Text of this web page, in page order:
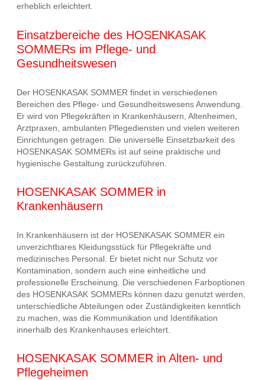
erheblich erleichtert.
Einsatzbereiche des HOSENKASAK
SOMMERs im Pflege- und
Gesundheitswesen
Der HOSENKASAK SOMMER findet in verschiedenen
Bereichen des Pflege- und Gesundheitswesens Anwendung.
Er wird von Pflegekräften in Krankenhäusern, Altenheimen,
Arztpraxen, ambulanten Pflegediensten und vielen weiteren
Einrichtungen getragen. Die universelle Einsetzbarkeit des
HOSENKASAK SOMMERs ist auf seine praktische und
hygienische Gestaltung zurückzuführen.
HOSENKASAK SOMMER in
Krankenhäusern
In Krankenhäusern ist der HOSENKASAK SOMMER ein
unverzichtbares Kleidungsstück für Pflegekräfte und
medizinisches Personal. Er bietet nicht nur Schutz vor
Kontamination, sondern auch eine einheitliche und
professionelle Erscheinung. Die verschiedenen Farboptionen
des HOSENKASAK SOMMERs können dazu genutzt werden,
unterschiedliche Abteilungen oder Zuständigkeiten kenntlich
zu machen, was die Kommunikation und Identifikation
innerhalb des Krankenhauses erleichtert.
HOSENKASAK SOMMER in Alten- und
Pflegeheimen